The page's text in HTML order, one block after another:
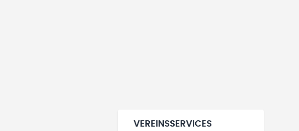
VEREINSSERVICES